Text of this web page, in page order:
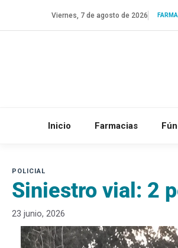
Viernes, 7 de agosto de 2026
Inicio Farmacias
Siniestro vial: 2
23 junio, 2026